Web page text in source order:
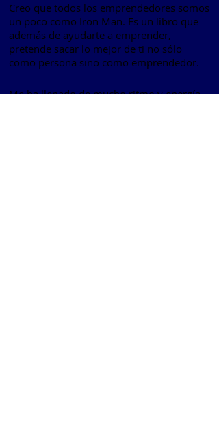
Creo que todos los emprendedores somos
un poco como Iron Man. Es un libro que
además de ayudarte a emprender,
pretende sacar lo mejor de ti no sólo
como persona sino como emprendedor.
Me ha llenado de mucho ritmo y energía.